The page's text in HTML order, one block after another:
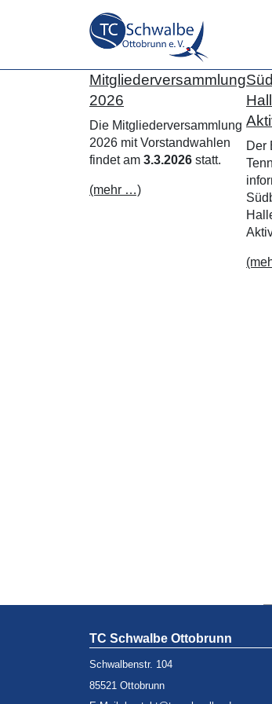
Mitgliederversammlung
2026
Die Mitgliederversammlung
2026 mit Vorstandwahlen
findet am 3.3.2026 statt.
(mehr …)
Der
TC Schwalbe Ottobrunn
Schwalbenstr. 104
85521 Ottobrunn